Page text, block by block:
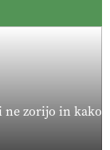
ne zorijo in kako